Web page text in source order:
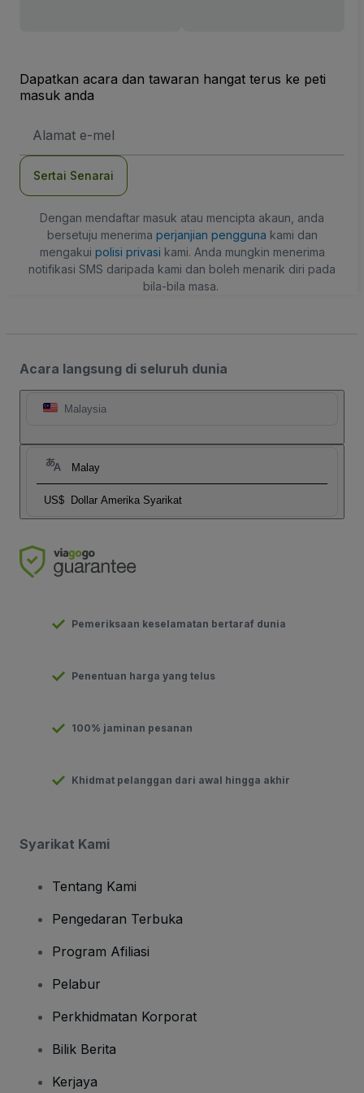
Dapatkan acara dan tawaran hangat terus ke peti
masuk anda
E-
Sertai Senarai
Dengan mendaftar masuk atau mencipta akaun, anda
bersetuju menerima perjanjian pengguna kami dan
mengakui polisi privasi kami. Anda mungkin menerima
notifikasi SMS daripada kami dan boleh menarik diri pada
bila-bila masa.
Acara langsung di seluruh dunia
Malaysia
Malay
US$ Dollar Amerika Syarikat
Pemeriksaan keselamatan bertaraf dunia
Penentuan harga yang telus
100% jaminan pesanan
Khidmat pelanggan dari awal hingga akhir
Syarikat Kami
Tentang Kami
Pengedaran Terbuka
Program Afiliasi
Pelabur
Perkhidmatan Korporat
Bilik Berita
Kerjaya